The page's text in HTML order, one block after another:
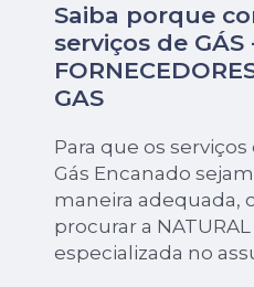
Saiba porque
serviços de GÁS
GAS
Para que os
Gás Encanado
maneira adequada,
procurar a
especializada no